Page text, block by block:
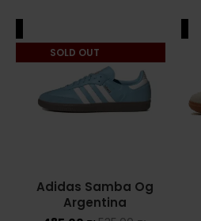
SOLD OUT
Adidas Samba Og
Argentina